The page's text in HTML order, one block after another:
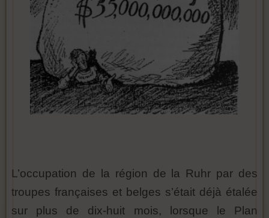
L’occupation de la région de la Ruhr par des
troupes françaises et belges s’était déjà étalée
sur plus de dix-huit mois, lorsque le Plan